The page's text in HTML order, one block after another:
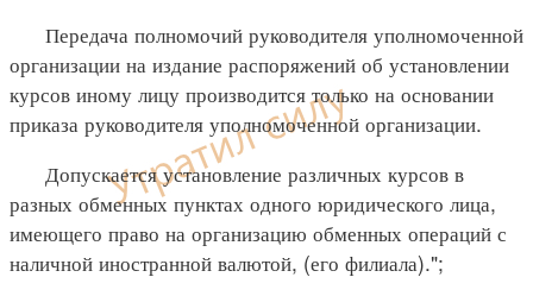
Передача полномочий руководителя уполномоченной
организации на издание распоряжений об установлении
курсов иному лицу производится только на основании
приказа руководителя уполномоченной организации.
Допускается установление различных курсов в
разных обменных пунктах одного юридического лица,
имеющего право на организацию обменных операций с
наличной иностранной валютой, (его филиала).";